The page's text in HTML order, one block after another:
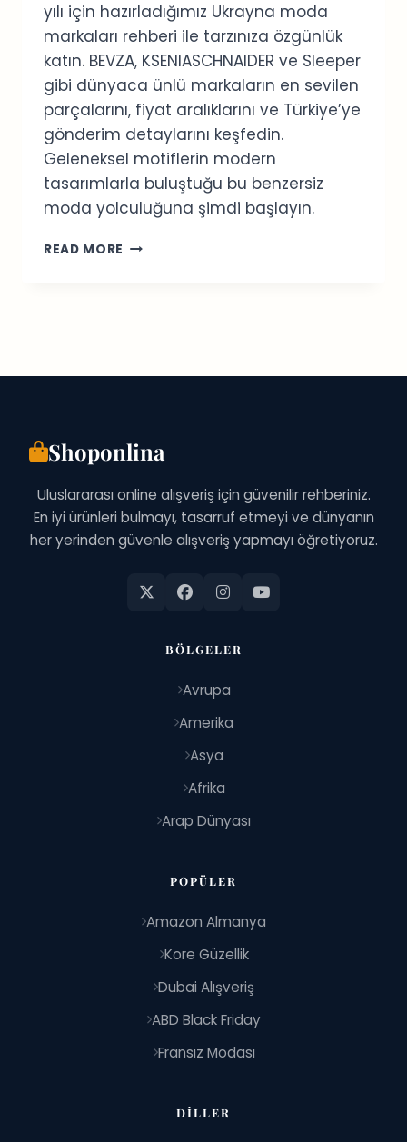
yılı için hazırladığımız Ukrayna moda
markaları rehberi ile tarzınıza özgünlük
katın. BEVZA, KSENIASCHNAIDER ve Sleeper
gibi dünyaca ünlü markaların en sevilen
parçalarını, fiyat aralıklarını ve Türkiye’ye
gönderim detaylarını keşfedin.
Geleneksel motiflerin modern
tasarımlarla buluştuğu bu benzersiz
moda yolculuğuna şimdi başlayın.
READ MORE UKRAYNA
ALIŞVERIŞ
Shoponlina
Uluslararası online alışveriş için güvenilir rehberiniz.
En iyi ürünleri bulmayı, tasarruf etmeyi ve dünyanın
her yerinden güvenle alışveriş yapmayı öğretiyoruz.
BÖLGELER
Avrupa
Amerika
Asya
Afrika
Arap Dünyası
POPÜLER
Amazon Almanya
Kore Güzellik
Dubai Alışveriş
ABD Black Friday
Fransız Modası
DILLER